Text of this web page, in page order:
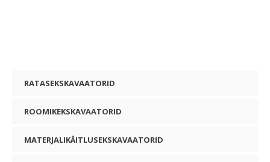
RATASEKSKAVAATORID
ROOMIKEKSKAVAATORID
MATERJALIKÄITLUSEKSKAVAATORID